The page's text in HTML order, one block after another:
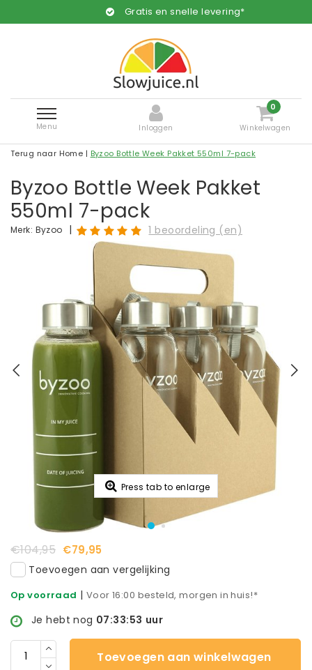
Gratis en snelle levering*
Menu Inloggen
0
Winkelwagen
Terug naar Home | Byzoo Bottle Week Pakket 550ml 7-pack
Byzoo Bottle Week Pakket
550ml 7-pack
Merk: Byzoo | 1 beoordeling (en)
Press tab to enlarge
€104,95 €79,95
Toevoegen aan vergelijking
Op voorraad | Voor 16:00 besteld, morgen in huis!*
Je hebt nog 07:33:53 uur
Toevoegen aan winkelwagen